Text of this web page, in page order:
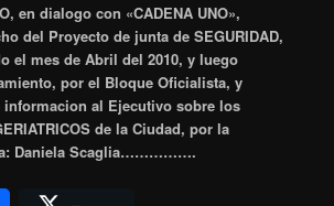
en dialogo con «CADENA UNO»,
del Proyecto de junta de SEGURIDAD,
el mes de Abril del 2010, y luego
por el Bloque Oficialista, y
informacion al Ejecutivo sobre los
de la Ciudad, por la
Daniela Scaglia…………….